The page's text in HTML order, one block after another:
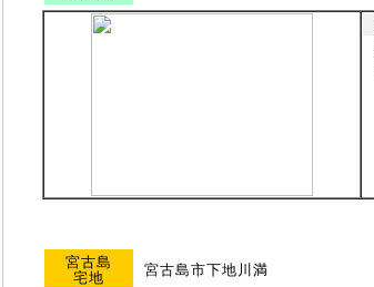
宮古島
宅地
宮古島市下地川満